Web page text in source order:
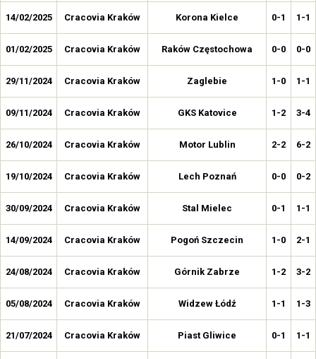
14/02/2025 Cracovia Kraków Korona Kielce 0-1 1-1
01/02/2025 Cracovia Kraków Raków Częstochowa 0-0 0-0
29/11/2024 Cracovia Kraków Zaglebie 1-0 1-1
09/11/2024 Cracovia Kraków GKS Katovice 1-2 3-4
26/10/2024 Cracovia Kraków Motor Lublin 2-2 6-2
19/10/2024 Cracovia Kraków Lech Poznań 0-0 0-2
30/09/2024 Cracovia Kraków Stal Mielec 0-1 1-1
14/09/2024 Cracovia Kraków Pogoń Szczecin 1-0 2-1
24/08/2024 Cracovia Kraków Górnik Zabrze 1-2 3-2
05/08/2024 Cracovia Kraków Widzew Łódź 1-1 1-3
21/07/2024 Cracovia Kraków Piast Gliwice 0-1 1-1